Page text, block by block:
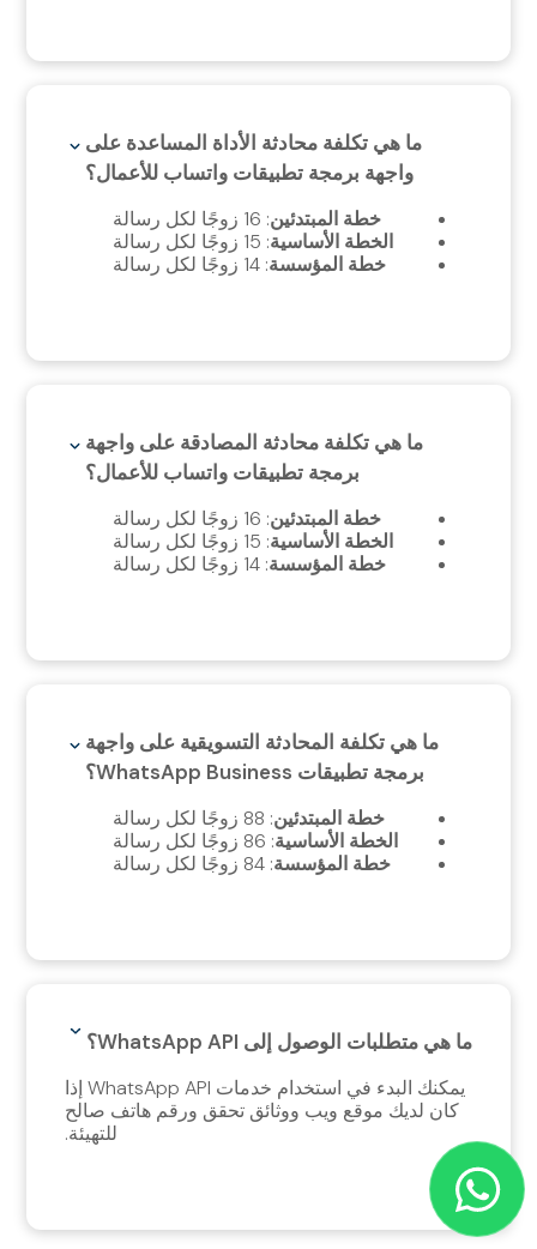
ما هي تكلفة محادثة الأداة المساعدة على
واجهة برمجة تطبيقات واتساب للأعمال؟
خطة المبتدئين: 16 زوجًا لكل رسالة
الخطة الأساسية: 15 زوجًا لكل رسالة
خطة المؤسسة: 14 زوجًا لكل رسالة
ما هي تكلفة محادثة المصادقة على واجهة
برمجة تطبيقات واتساب للأعمال؟
خطة المبتدئين: 16 زوجًا لكل رسالة
الخطة الأساسية: 15 زوجًا لكل رسالة
خطة المؤسسة: 14 زوجًا لكل رسالة
ما هي تكلفة المحادثة التسويقية على واجهة
برمجة تطبيقات WhatsApp Business؟
خطة المبتدئين: 88 زوجًا لكل رسالة
الخطة الأساسية: 86 زوجًا لكل رسالة
خطة المؤسسة: 84 زوجًا لكل رسالة
ما هي متطلبات الوصول إلى WhatsApp API؟
يمكنك البدء في استخدام خدمات WhatsApp API إذا
كان لديك موقع ويب ووثائق تحقق ورقم هاتف صالح
للتهيئة.